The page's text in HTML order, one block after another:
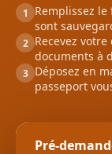
1
Remplissez
sont
2 Recevez
documents à
3 Déposez en
passeport
Pré-